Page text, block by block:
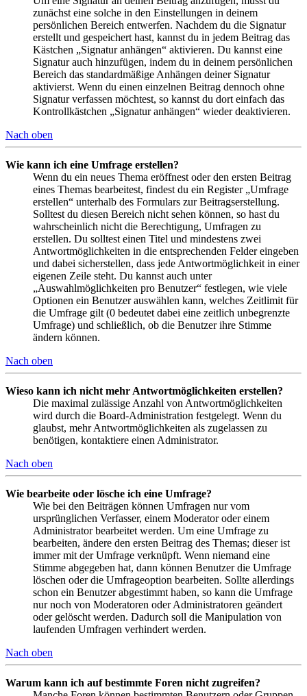
zunächst eine solche in den Einstellungen in deinem
persönlichen Bereich entwerfen. Nachdem du die Signatur
erstellt und gespeichert hast, kannst du in jedem Beitrag das
Kästchen „Signatur anhängen“ aktivieren. Du kannst eine
Signatur auch hinzufügen, indem du in deinem persönlichen
Bereich das standardmäßige Anhängen deiner Signatur
aktivierst. Wenn du einen einzelnen Beitrag dennoch ohne
Signatur verfassen möchtest, so kannst du dort einfach das
Kontrollkästchen „Signatur anhängen“ wieder deaktivieren.
Nach oben
Wie kann ich eine Umfrage erstellen?
Wenn du ein neues Thema eröffnest oder den ersten Beitrag
eines Themas bearbeitest, findest du ein Register „Umfrage
erstellen“ unterhalb des Formulars zur Beitragserstellung.
Solltest du diesen Bereich nicht sehen können, so hast du
wahrscheinlich nicht die Berechtigung, Umfragen zu
erstellen. Du solltest einen Titel und mindestens zwei
Antwortmöglichkeiten in die entsprechenden Felder eingeben
und dabei sicherstellen, dass jede Antwortmöglichkeit in einer
eigenen Zeile steht. Du kannst auch unter
„Auswahlmöglichkeiten pro Benutzer“ festlegen, wie viele
Optionen ein Benutzer auswählen kann, welches Zeitlimit für
die Umfrage gilt (0 bedeutet dabei eine zeitlich unbegrenzte
Umfrage) und schließlich, ob die Benutzer ihre Stimme
ändern können.
Nach oben
Wieso kann ich nicht mehr Antwortmöglichkeiten erstellen?
Die maximal zulässige Anzahl von Antwortmöglichkeiten
wird durch die Board-Administration festgelegt. Wenn du
glaubst, mehr Antwortmöglichkeiten als zugelassen zu
benötigen, kontaktiere einen Administrator.
Nach oben
Wie bearbeite oder lösche ich eine Umfrage?
Wie bei den Beiträgen können Umfragen nur vom
ursprünglichen Verfasser, einem Moderator oder einem
Administrator bearbeitet werden. Um eine Umfrage zu
bearbeiten, ändere den ersten Beitrag des Themas; dieser ist
immer mit der Umfrage verknüpft. Wenn niemand eine
Stimme abgegeben hat, dann können Benutzer die Umfrage
löschen oder die Umfrageoption bearbeiten. Sollte allerdings
schon ein Benutzer abgestimmt haben, so kann die Umfrage
nur noch von Moderatoren oder Administratoren geändert
oder gelöscht werden. Dadurch soll die Manipulation von
laufenden Umfragen verhindert werden.
Nach oben
Warum kann ich auf bestimmte Foren nicht zugreifen?